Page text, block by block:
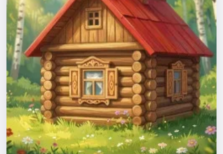
Экскурсии
Спорт
События
Города
Площадки
Артисты